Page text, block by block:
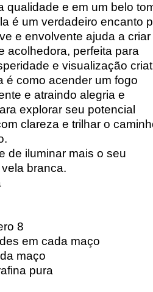
qualidade e em um belo
é um verdadeiro encanto
e envolvente ajuda a criar
acolhedora, perfeita para
e visualização
é como acender um fogo
e atraindo alegria e
explorar seu potencial
clareza e trilhar o
de iluminar mais o seu
branca.
8
em cada maço
maço
pura